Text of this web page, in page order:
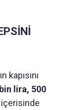
kapısını
lira, 500
içerisinde